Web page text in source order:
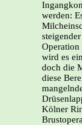
werden:
wird es
doch die
diese
Kölner